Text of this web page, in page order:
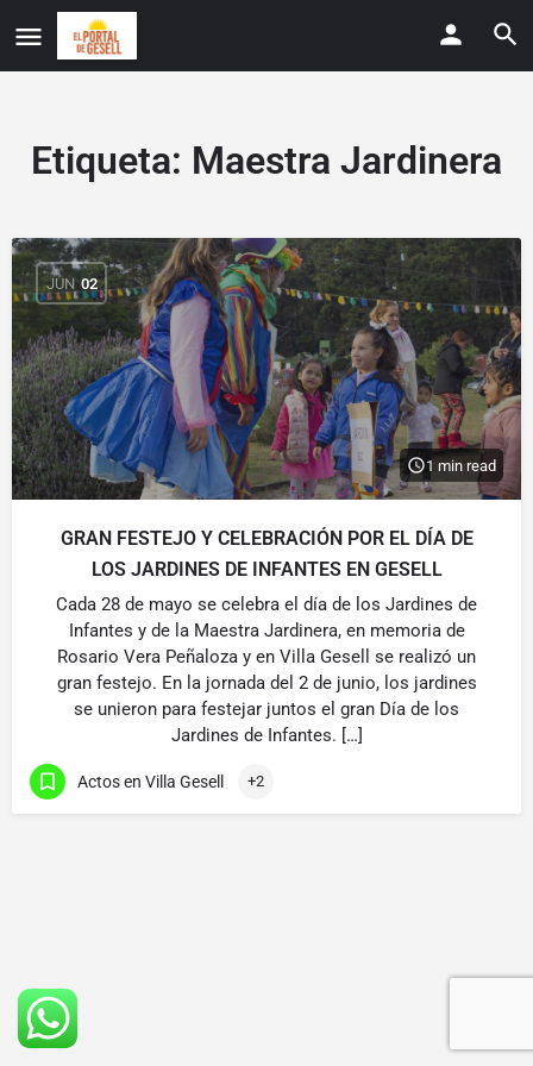
Etiqueta: Maestra Jardinera
JUN 02
1 min read
GRAN FESTEJO Y CELEBRACIÓN POR EL DÍA DE
LOS JARDINES DE INFANTES EN GESELL
Cada 28 de mayo se celebra el día de los Jardines de
Infantes y de la Maestra Jardinera, en memoria de
Rosario Vera Peñaloza y en Villa Gesell se realizó un
gran festejo. En la jornada del 2 de junio, los jardines
se unieron para festejar juntos el gran Día de los
Jardines de Infantes. […]
Actos en Villa Gesell +2